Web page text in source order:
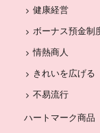
健康経営
ボーナス預金制
情熱商人
きれいを広げる
不易流行
ハートマーク商品